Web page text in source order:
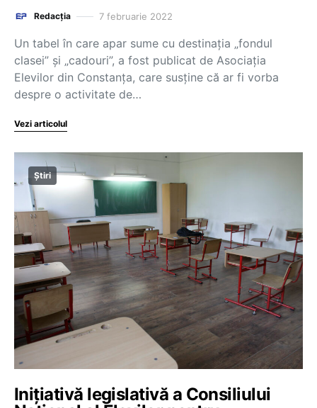
Redacția 7 februarie 2022
Un tabel în care apar sume cu destinația „fondul
clasei” și „cadouri”, a fost publicat de Asociația
Elevilor din Constanța, care susține că ar fi vorba
despre o activitate de…
Vezi articolul
Știri
Inițiativă legislativă a Consiliului